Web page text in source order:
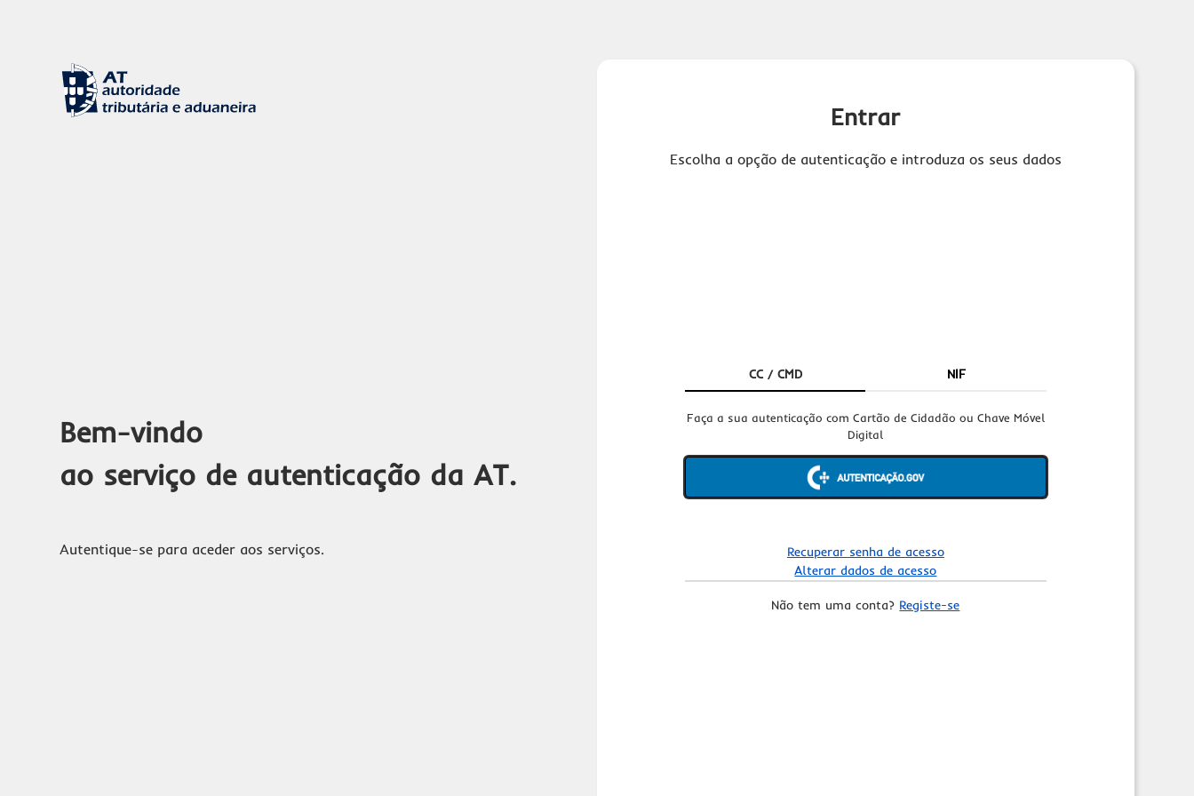
Bem-vindo
ao serviço de autenticação da AT.
Autentique-se para aceder aos serviços.
Entrar
Escolha a opção de autenticação e introduza os seus dados
CC / CMD NIF
Faça a sua autenticação com Cartão de Cidadão ou Chave Móvel
Digital
Recuperar senha de acesso
Alterar dados de acesso
Não tem uma conta? Registe-se